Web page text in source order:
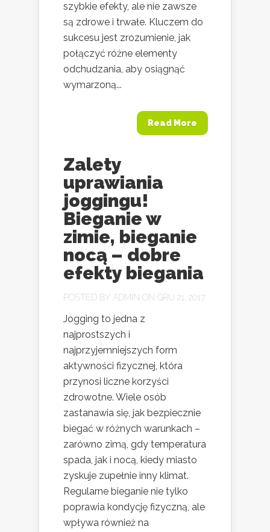
szybkie efekty, ale nie zawsze
są zdrowe i trwałe. Kluczem do
sukcesu jest zrozumienie, jak
połączyć różne elementy
odchudzania, aby osiągnąć
wymarzoną...
Read More
Zalety
uprawiania
joggingu!
Bieganie w
zimie, bieganie
nocą – dobre
efekty biegania
POSTED BY ADMIN ON GRU 21, 2017
Jogging to jedna z
najprostszych i
najprzyjemniejszych form
aktywności fizycznej, która
przynosi liczne korzyści
zdrowotne. Wiele osób
zastanawia się, jak bezpiecznie
biegać w różnych warunkach –
zarówno zimą, gdy temperatura
spada, jak i nocą, kiedy miasto
zyskuje zupełnie inny klimat.
Regularne bieganie nie tylko
poprawia kondycję fizyczną, ale
wpływa również na